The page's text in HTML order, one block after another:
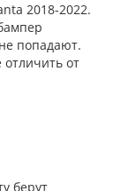
2018-2022.
попадают.
отличить от
берут